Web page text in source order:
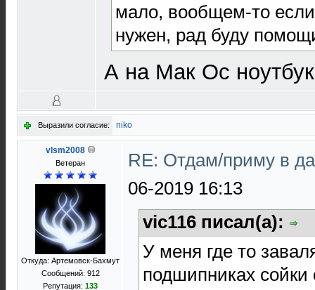
мало, вообщем-то
нужен, рад буду
А на Мак Ос
Выразили согласие: niko
vlsm2008
Ветеран
Откуда: Артемовск-Бахмут
Сообщений: 912
Репутация: 133
RE: Отдам/приму в
06-2019 16:13
vic116 писал(а):
У меня где то
подшипниках сойки